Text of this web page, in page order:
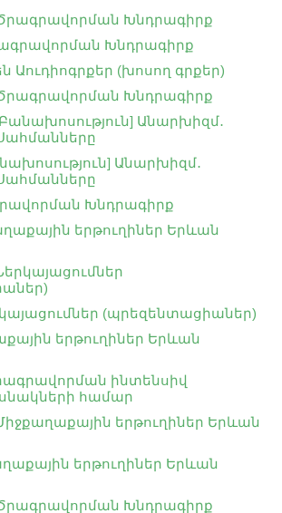
Խնդրագիրք
Խնդրագիրք
Աուդիոգրքեր (խոսող գրքեր)
Խնդրագիրք
Անարխիզմ․
Անարխիզմ․
Խնդրագիրք
երթուղիներ Երևան
(պրեզենտացիաներ)
երթուղիներ Երևան
ինտենսիվ
համար
երթուղիներ Երևան
երթուղիներ Երևան
Խնդրագիրք